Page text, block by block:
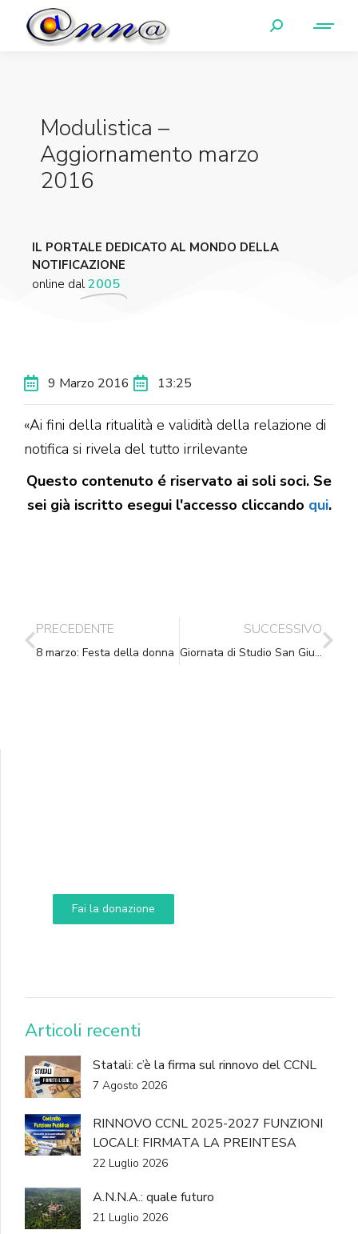
Modulistica –
Aggiornamento marzo
2016
IL PORTALE DEDICATO AL MONDO DELLA
NOTIFICAZIONE
online dal2005
9 Marzo 2016 13:25
«Ai fini della ritualità e validità della relazione di
notifica si rivela del tutto irrilevante
Questo contenuto é riservato ai soli soci. Se
sei già iscritto esegui l'accesso cliccando qui.
PRECEDENTE
8 marzo: Festa della donna
SUCCESSIVO
Giornata di Studio San Giuseppe Jato (PA) – 06.05.2016
Fai la donazione
DONA
Articoli recenti
Statali: c’è la firma sul rinnovo del CCNL
7 Agosto 2026
RINNOVO CCNL 2025-2027 FUNZIONI
LOCALI: FIRMATA LA PREINTESA
22 Luglio 2026
A.N.N.A.: quale futuro
21 Luglio 2026